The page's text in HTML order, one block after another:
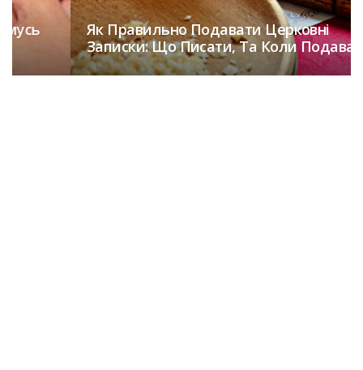
Як Правильно Подавати Церковні
Записки: Що Писати, Та Коли Подавати